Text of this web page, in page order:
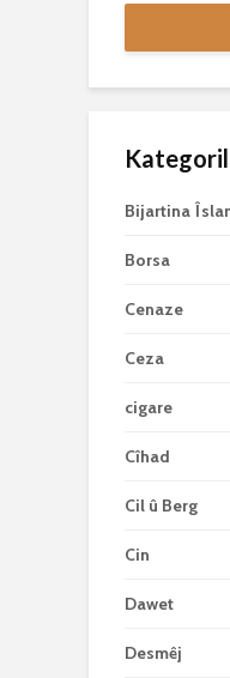
Bijartina
Borsa
Cenaze
Ceza
cigare
Cîhad
Cil û Berg
Cin
Dawet
Desmêj